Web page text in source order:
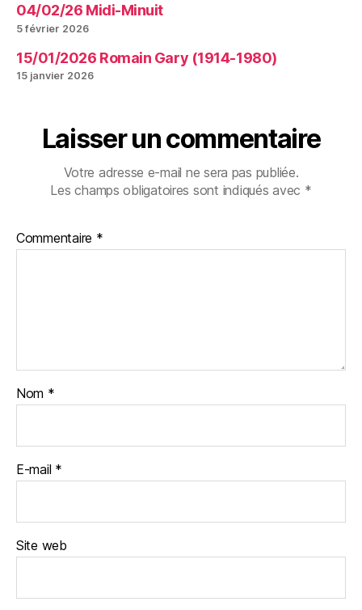
04/02/26 Midi-Minuit
5 février 2026
15/01/2026 Romain Gary (1914-1980)
15 janvier 2026
Laisser un commentaire
Votre adresse e-mail ne sera pas publiée.
Les champs obligatoires sont indiqués avec *
Commentaire *
Nom *
E-mail *
Site web